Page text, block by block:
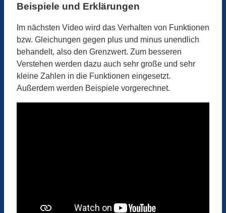
Beispiele und Erklärungen
Im nächsten Video wird das Verhalten von Funktionen
bzw. Gleichungen gegen plus und minus unendlich
behandelt, also den Grenzwert. Zum besseren
Verstehen werden dazu auch sehr große und sehr
kleine Zahlen in die Funktionen eingesetzt.
Außerdem werden Beispiele vorgerechnet.